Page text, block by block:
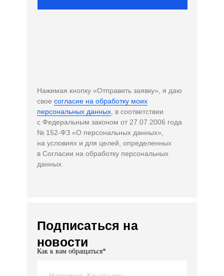
Нажимая кнопку «Отправить заявку», я даю
свое согласие на обработку моих
персональных данных , в соответствии
с Федеральным законом от 27.07.2006 года
№ 152-ФЗ «О персональных данных»,
на условиях и для целей, определенных
в Согласии на обработку персональных
данных.
Подписаться на
новости
Как к вам обращаться*